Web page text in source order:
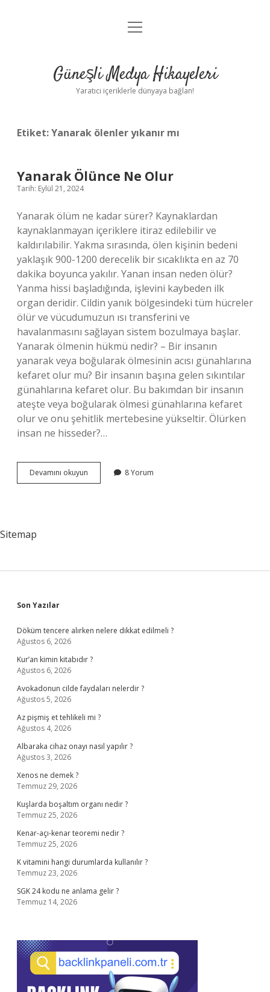
Anasayfa
Yasal Uyarı
menüyü
Güneşli Medya Hikayeleri
Yaratıcı içeriklerle dünyaya bağlan!
Etiket:Yanarak ölenler yıkanır mı
Yanarak Ölünce Ne Olur
Tarih: Eylül 21, 2024
Yanarak ölüm ne kadar sürer? Kaynaklardan
kaynaklanmayan içeriklere itiraz edilebilir ve
kaldırılabilir. Yakma sırasında, ölen kişinin bedeni
yaklaşık 900-1200 derecelik bir sıcaklıkta en az 70
dakika boyunca yakılır. Yanan insan neden ölür?
Yanma hissi başladığında, işlevini kaybeden ilk
organ deridir. Cildin yanık bölgesindeki tüm hücreler
ölür ve vücudumuzun ısı transferini ve
havalanmasını sağlayan sistem bozulmaya başlar.
Yanarak ölmenin hükmü nedir? – Bir insanın
yanarak veya boğularak ölmesinin acısı günahlarına
kefaret olur mu? Bir insanın başına gelen sıkıntılar
günahlarına kefaret olur. Bu bakımdan bir insanın
ateşte veya boğularak ölmesi günahlarına kefaret
olur ve onu şehitlik mertebesine yükseltir. Ölürken
insan ne hisseder?…
Devamını okuyun Yanarak
Ölünce
8 Yorum
Sitemap
Sidebar
Son Yazılar
Döküm tencere alırken nelere dikkat edilmeli ?
Ağustos 6, 2026
Kur’an kimin kitabıdır ?
Ağustos 6, 2026
Avokadonun cilde faydaları nelerdir ?
Ağustos 5, 2026
Az pişmiş et tehlikeli mi ?
Ağustos 4, 2026
Albaraka cihaz onayı nasıl yapılır ?
Ağustos 3, 2026
Xenos ne demek ?
Temmuz 29, 2026
Kuşlarda boşaltım organı nedir ?
Temmuz 25, 2026
Kenar-açı-kenar teoremi nedir ?
Temmuz 25, 2026
K vitamini hangi durumlarda kullanılır ?
Temmuz 23, 2026
SGK 24 kodu ne anlama gelir ?
Temmuz 14, 2026